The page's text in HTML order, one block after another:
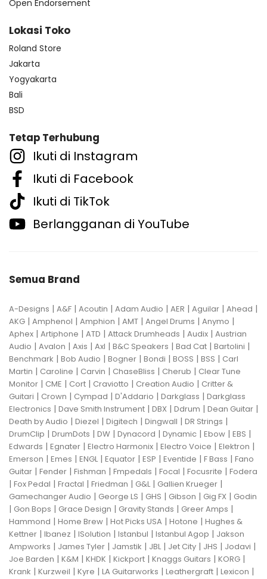
Open Endorsement
Lokasi Toko
Roland Store
Jakarta
Yogyakarta
Bali
BSD
Tetap Terhubung
Ikuti di Instagram
Ikuti di Facebook
Ikuti di TikTok
Berlangganan di YouTube
Semua Brand
A-Designs | A&F | Acoutin | Adam Audio | AER | Aguilar | Ahead |
AKG | Amphenol | Amphion | AMT | Angel Drums | Anymo |
Aphex | Artiphone | ATD | Attack Drumheads | Audix | Austrian
Audio | Avalon | Axis | Axl | B&C Speakers | Bad Cat | Bartolini |
Benchmark | Bob Audio | Bogner | Bondi | BOSS | BSS | Carl
Martin | Caroline | Carvin | ChaseBliss | Cherub | Clear Tune
Monitor | CME | Cort | Craviotto | Creation Audio | Critter &
Guitari | Crown | Cympad | D'Addario | Darkglass | Darkglass
Electronics | Dave Smith Instrument | DBX | Ddrum | Dean Guitar |
Death by Audio | Diezel | Digitech | Dingwall | DR Strings |
DrumClip | DrumDots | DW | Dynacord | Dynamic | Ebow | EBS |
Edwards | Egnater | Electro Harmonix | Electro Voice | Elektron |
Emerson | Emes | ENGL| Equator | ESP | Eventide | F Bass | Fano
Guitar | Fender | Fishman | Fmpedals | Focal | Focusrite | Fodera
| Fox Pedal | Fractal | Friedman | G&L| Gallien Krueger |
Gamechanger Audio | George LS | GHS | Gibson | Gig FX | Godin
| Gon Bops | Grace Design | Gravity Stands | Greer Amps |
Hammond | Home Brew | Hot Picks USA | Hotone | Hughes &
Kettner | Ibanez | ISolution | Istanbul | Istanbul Agop | Jakson
Ampworks | James Tyler | Jamstik | JBL| Jet City | JHS | Jodavi |
Joe Barden | K&M | KHDK | Kickport | Knaggs Guitars | KORG |
Krank | Kurzweil | Kyre | LA Guitarworks | Leathergraft | Lexicon |